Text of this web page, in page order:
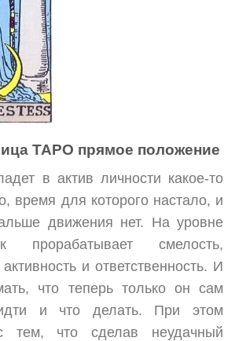
ТАРО прямое положение
в актив личности какое-то
время для которого настало, и
движения нет. На уровне
прорабатывает смелость,
и ответственность. И
что теперь только он сам
и что делать. При этом
с тем, что сделав неудачный